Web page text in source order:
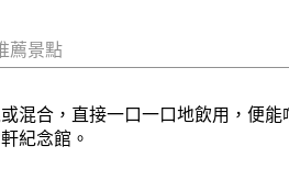
薦景點
混合，直接一口一口地飲用，便
紀念館。